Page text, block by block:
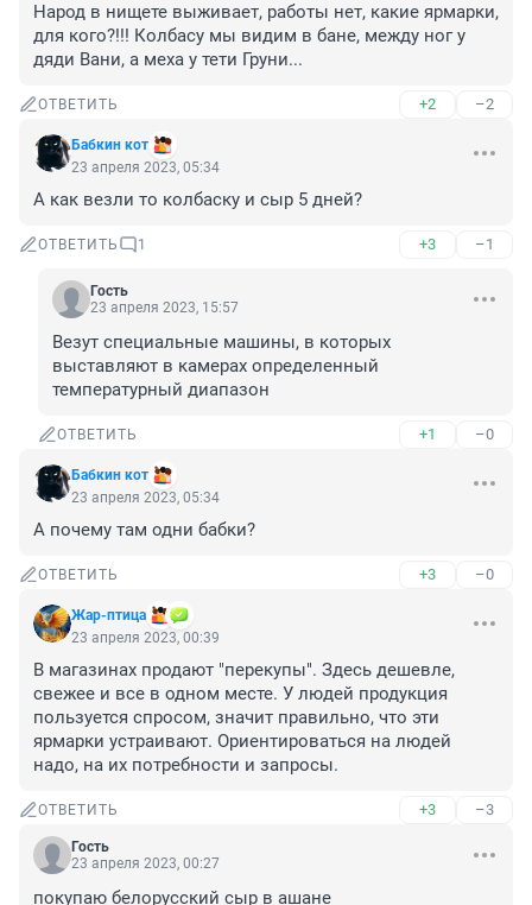
Народ в нищете выживает, работы нет, какие ярмарки,
для кого?!!! Колбасу мы видим в бане, между ног у
дяди Вани, а меха у тети Груни...
ОТВЕТИТЬ +2 –2
Бабкин кот
23 апреля 2023, 05:34
А как везли то колбаску и сыр 5 дней?
ОТВЕТИТЬ 1 +3 –1
Гость
23 апреля 2023, 15:57
Везут специальные машины, в которых
выставляют в камерах определенный
температурный диапазон
ОТВЕТИТЬ +1 –0
Бабкин кот
23 апреля 2023, 05:34
А почему там одни бабки?
ОТВЕТИТЬ +3 –0
Жар-птица
23 апреля 2023, 00:39
В магазинах продают "перекупы". Здесь дешевле,
свежее и все в одном месте. У людей продукция
пользуется спросом, значит правильно, что эти
ярмарки устраивают. Ориентироваться на людей
надо, на их потребности и запросы.
ОТВЕТИТЬ +3 –3
Гость
23 апреля 2023, 00:27
покупаю белорусский сыр в ашане